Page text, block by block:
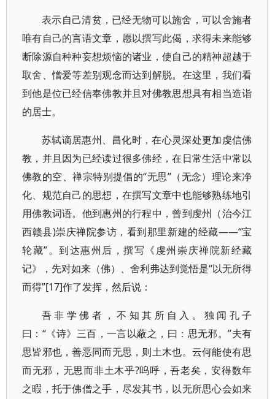
表示自己清贫，已经无物可以施舍，可以舍施者
唯有自己的言语文章，愿以撰写此偈，求得未来能够
断除源自种种妄想烦恼的诸业，使自己的精神超越于
取舍、憎爱等差别观念而达到解脱。在这里，我们看
到他是位已经信奉佛教并且对佛教思想具有相当造诣
的居士。
苏轼谪居惠州、昌化时，在心灵深处更加虔信佛
教，并且因为已经读过很多佛经，在日常生活中常以
佛教的空、禅宗特别提倡的“无思”（无念）理论来净
化、规范自己的思想，在撰写文章中也能够熟练地引
用佛教词语。他到惠州的行程中，曾到虔州（治今江
西赣县)崇庆禅院参访，看到那里新建的经藏——“宝
轮藏”。到达惠州后，撰写《虔州崇庆禅院新经藏
记》，先对如来（佛）、舍利弗达到觉悟是“以无所得
而得”[17]作了发挥，然后说：
吾非学佛者，不知其所自入。独闻孔子
曰：“《诗》三百，一言以蔽之，曰：思无邪。”夫有
思皆邪也，善恶同而无思，则土木也。云何能使有思
而无邪，无思而非土木乎?呜呼，吾老矣，安得数年
之暇，托于佛僧之手，尽发其书，以无所思心会如来